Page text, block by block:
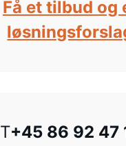
Få et tilbud og
T+45 86 92 47